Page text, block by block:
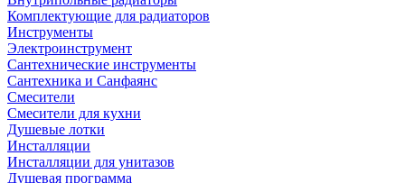
Комплектующие для радиаторов
Инструменты
Электроинструмент
Сантехнические инструменты
Сантехника и Санфаянс
Смесители
Смесители для кухни
Душевые лотки
Инсталляции
Инсталляции для унитазов
Душевая программа